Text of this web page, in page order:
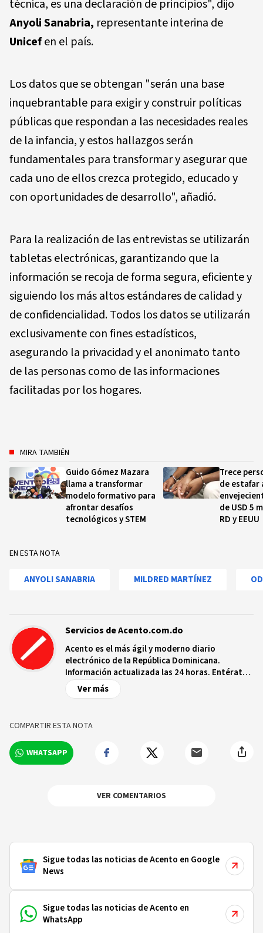
técnica, es una declaración de principios", dijo
Anyoli Sanabria, representante interina de
Unicefen el país.
Los datos que se obtengan "serán una base
inquebrantable para exigir y construir políticas
públicas que respondan a las necesidades reales
de la infancia, y estos hallazgos serán
fundamentales para transformar y asegurar que
cada uno de ellos crezca protegido, educado y
con oportunidades de desarrollo", añadió.
Para la realización de las entrevistas se utilizarán
tabletas electrónicas, garantizando que la
información se recoja de forma segura, eficiente y
siguiendo los más altos estándares de calidad y
de confidencialidad. Todos los datos se utilizarán
exclusivamente con fines estadísticos,
asegurando la privacidad y el anonimato tanto
de las personas como de las informaciones
facilitadas por los hogares.
MIRA TAMBIÉN
Guido Gómez Mazara
llama a transformar
modelo formativo para
afrontar desafíos
tecnológicos y STEM
Trece
de estafar
de USD 5
RD y EEUU
EN ESTA NOTA
ANYOLI SANABRIA MILDRED MARTÍNEZ
Servicios de Acento.com.do
Acento es el más ágil y moderno diario
electrónico de la República Dominicana.
Información actualizada las 24 horas. Entérate
de las noticias y sucesos más importantes a
nivel nacional e internacional, videos y fotos
Ver más
COMPARTIR ESTA NOTA
WHATSAPP
VER COMENTARIOS
Sigue todas las noticias de Acento en Google
News
Sigue todas las noticias de Acento en
WhatsApp